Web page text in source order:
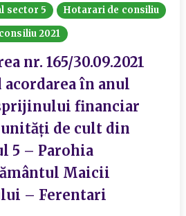
sector 5
Hotarari de consiliu
2021
nr. 165/30.09.2021
în anul
financiar
de cult din
5 – Parohia
Maicii
– Ferentari